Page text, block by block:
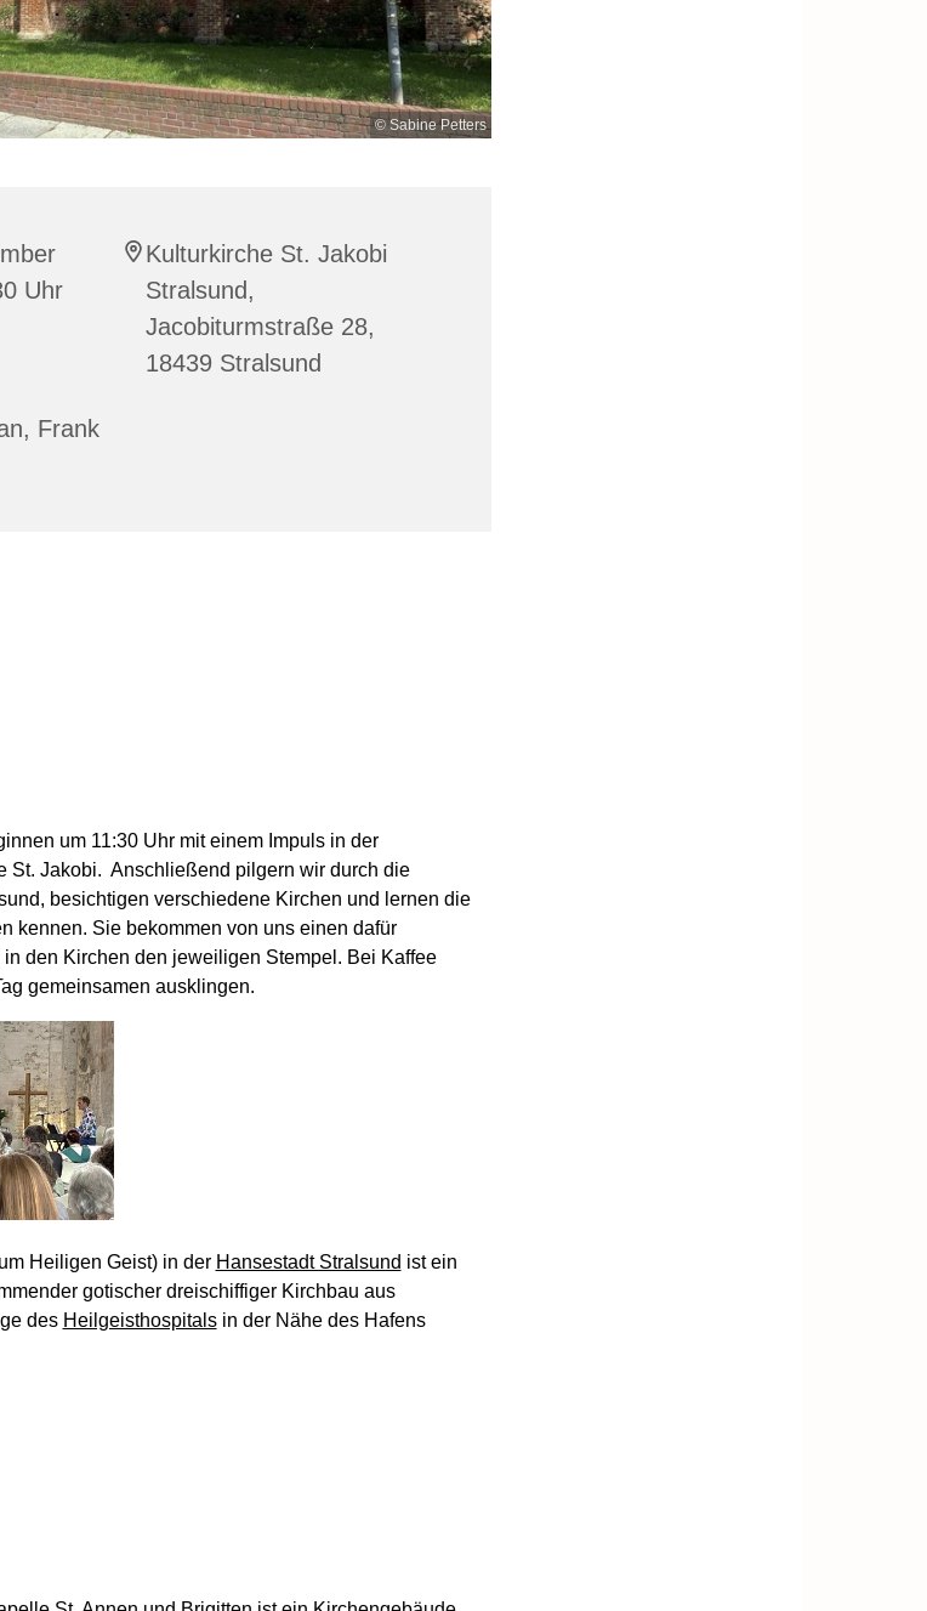
© Sabine Petters
Uhr
Kulturkirche St. Jakobi
Stralsund,
Jacobiturmstraße 28,
18439 Stralsund
Frank
um 11:30 Uhr mit einem Impuls in der
St. Jakobi. Anschließend pilgern wir durch die
besichtigen verschiedene Kirchen und lernen die
kennen. Sie bekommen von uns einen dafür
den Kirchen den jeweiligen Stempel. Bei Kaffee
gemeinsamen ausklingen.
Heiligen Geist) in der Hansestadt Stralsund ist ein
gotischer dreischiffiger Kirchbau aus
des Heilgeisthospitalsin der Nähe des Hafens